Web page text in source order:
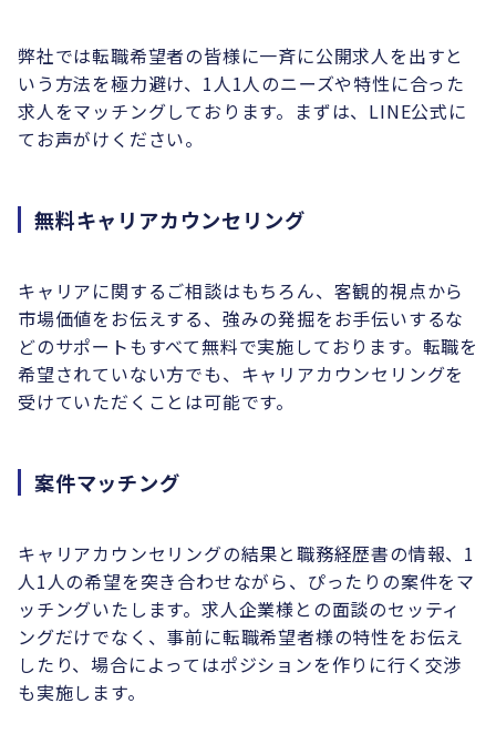
弊社では転職希望者の皆様に一斉に公開求人を出すと
いう方法を極力避け、1人1人のニーズや特性に合った
求人をマッチングしております。まずは、LINE公式に
てお声がけください。
無料キャリアカウンセリング
キャリアに関するご相談はもちろん、客観的視点から
市場価値をお伝えする、強みの発掘をお手伝いするな
どのサポートもすべて無料で実施しております。転職を
希望されていない方でも、キャリアカウンセリングを
受けていただくことは可能です。
案件マッチング
キャリアカウンセリングの結果と職務経歴書の情報、1
人1人の希望を突き合わせながら、ぴったりの案件をマ
ッチングいたします。求人企業様との面談のセッティ
ングだけでなく、事前に転職希望者様の特性をお伝え
したり、場合によってはポジションを作りに行く交渉
も実施します。